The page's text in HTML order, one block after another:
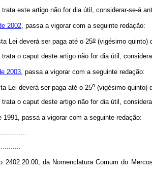
este artigo não for dia útil, considerar-se-á
2002, passa a vigorar com a seguinte redação:
Lei deverá ser paga até o 25o (vigésimo quinto)
trata o caput deste artigo não for dia útil,
2003 , passa a vigorar com a seguinte redação:
Lei deverá ser paga até o 25o (vigésimo quinto)
trata o caput deste artigo não for dia útil,
1991, passa a vigorar com a seguinte redação:
da Nomenclatura Comum do